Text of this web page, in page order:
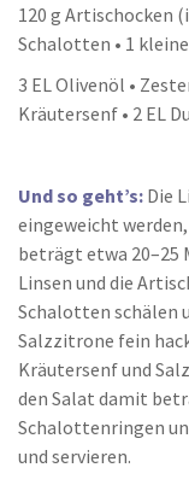
120 g Artischocken
Schalotten • 1
3 EL Olivenöl •
Kräutersenf • 2 EL
Und so geht’s: Die
eingeweicht
beträgt etwa 20–25
Linsen und die
Schalotten schälen
Salzzitrone fein
Kräutersenf und
den Salat damit
Schalottenringen
und servieren.